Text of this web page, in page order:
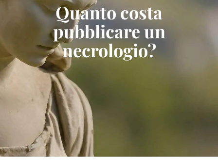
Quanto costa
pubblicare un
necrologio?